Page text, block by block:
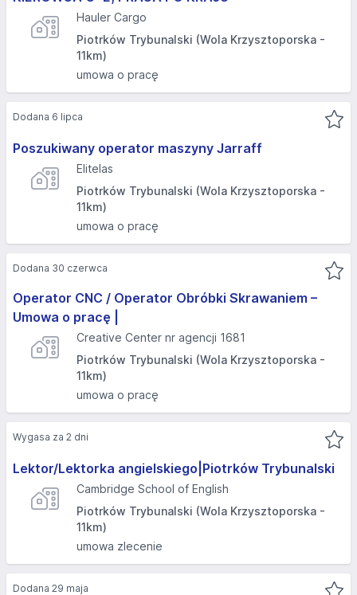
Hauler Cargo
Piotrków Trybunalski (Wola Krzysztoporska -
11km)
umowa o pracę
Poszukiwany operator maszyny Jarraff
Elitelas
Piotrków Trybunalski (Wola Krzysztoporska -
11km)
umowa o pracę
Dodana 6 lipca
Operator CNC / Operator Obróbki Skrawaniem –
Umowa o pracę |
Creative Center nr agencji 1681
Piotrków Trybunalski (Wola Krzysztoporska -
11km)
umowa o pracę
Dodana 30 czerwca
Lektor/Lektorka angielskiego|Piotrków Trybunalski
Cambridge School of English
Piotrków Trybunalski (Wola Krzysztoporska -
11km)
umowa zlecenie
Wygasa za 2 dni
Dodana 29 maja